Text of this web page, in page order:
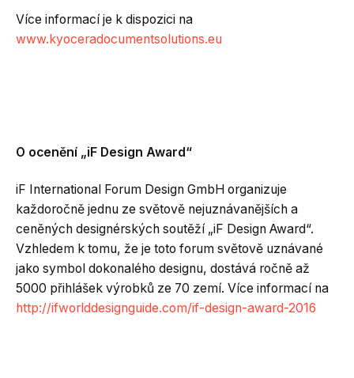
Více informací je k dispozici na
www.kyoceradocumentsolutions.eu
O ocenění „iF Design Award“
iF International Forum Design GmbH organizuje
každoročně jednu ze světově nejuznávanějších a
ceněných designérských soutěží „iF Design Award“.
Vzhledem k tomu, že je toto forum světově uznávané
jako symbol dokonalého designu, dostává ročně až
5000 přihlášek výrobků ze 70 zemí. Více informací na
http://ifworlddesignguide.com/if-design-award-2016